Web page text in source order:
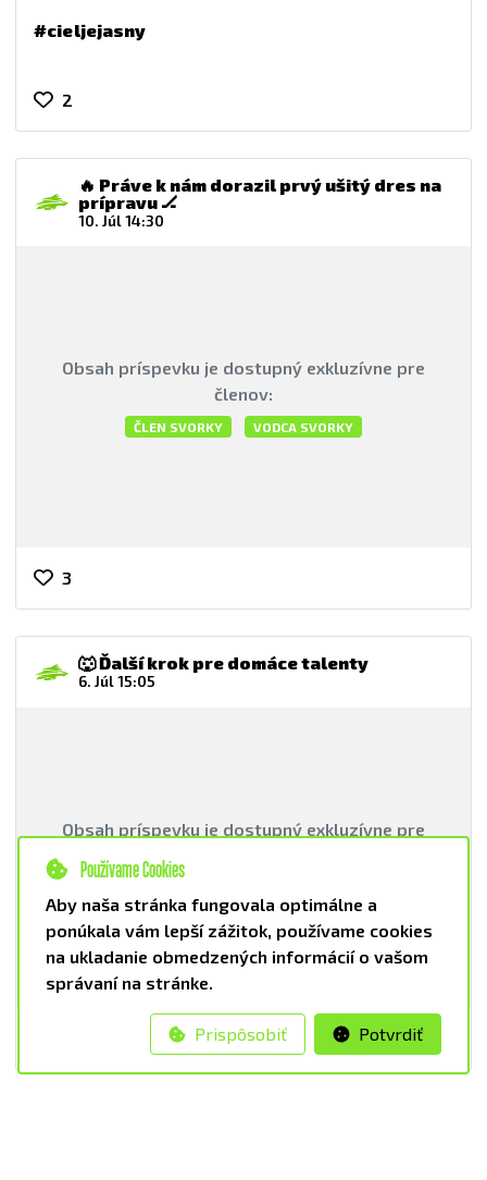
#cieljejasny
2
🔥 Práve k nám dorazil prvý ušitý dres na
prípravu 🏒
10. Júl 14:30
Obsah príspevku je dostupný exkluzívne pre
členov:
ČLEN SVORKY VODCA SVORKY
3
🐺 Ďalší krok pre domáce talenty
6. Júl 15:05
Obsah príspevku je dostupný exkluzívne pre
Používame Cookies
Aby naša stránka fungovala optimálne a
ponúkala vám lepší zážitok, používame cookies
na ukladanie obmedzených informácií o vašom
správaní na stránke.
Prispôsobiť Potvrdiť